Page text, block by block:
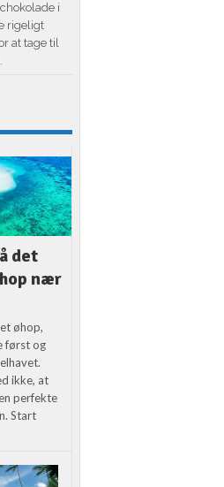
i
rigeligt
at tage til
det
nær
øhop,
først og
ikke, at
perfekte
Start